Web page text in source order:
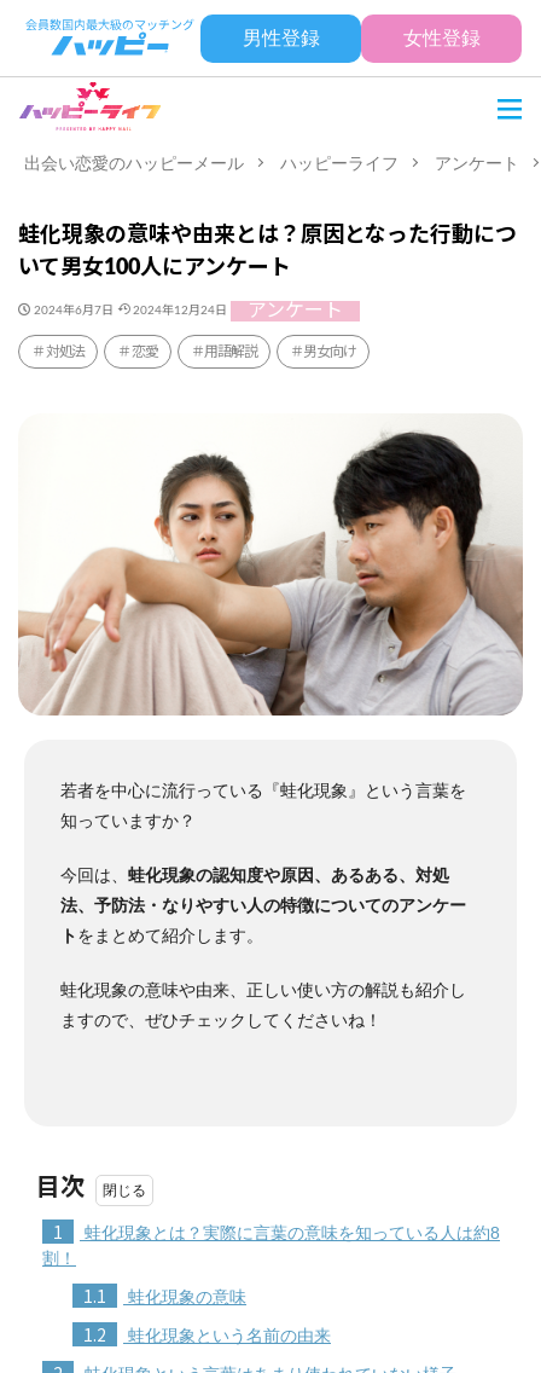
男性登録 女性登録
出会い恋愛のハッピーメール ハッピーライフ アンケート
蛙化現象の意味や由来とは？原因となった行動につ
いて男女100人にアンケート
2024年6月7日 2024年12月24日 アンケート
対処法 恋愛 用語解説 男女向け
若者を中心に流行っている『蛙化現象』という言葉を
知っていますか？
今回は、 蛙化現象の認知度や原因、あるある、対処
法、予防法・なりやすい人の特徴についてのアンケー
トをまとめて紹介します。
蛙化現象の意味や由来、正しい使い方の解説も紹介し
ますので、ぜひチェックしてくださいね！
目次
1
蛙化現象とは？実際に言葉の意味を知っている人は約8
割！
1.1 蛙化現象の意味
1.2 蛙化現象という名前の由来